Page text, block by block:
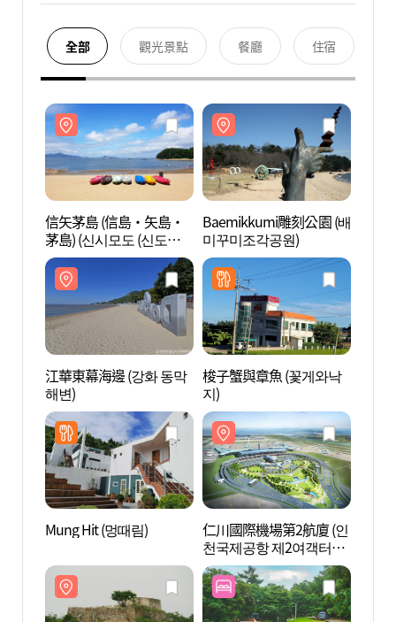
全部 觀光景點 餐廳 住宿
信矢茅島 (信島・矢島・
茅島) (신시모도 (신도ㆍ시
도ㆍ모도))
Baemikkumi雕刻公園 (배
미꾸미조각공원)
江華東幕海邊 (강화 동막
해변)
梭子蟹與章魚 (꽃게와낙
지)
Mung Hit (멍때림)
仁川國際機場第2航廈 (인
천국제공항 제2여객터미
널)